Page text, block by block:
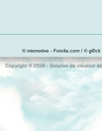
© mixmotive - Fotolia.com / ©
Copyright © 2026 - Solution de création